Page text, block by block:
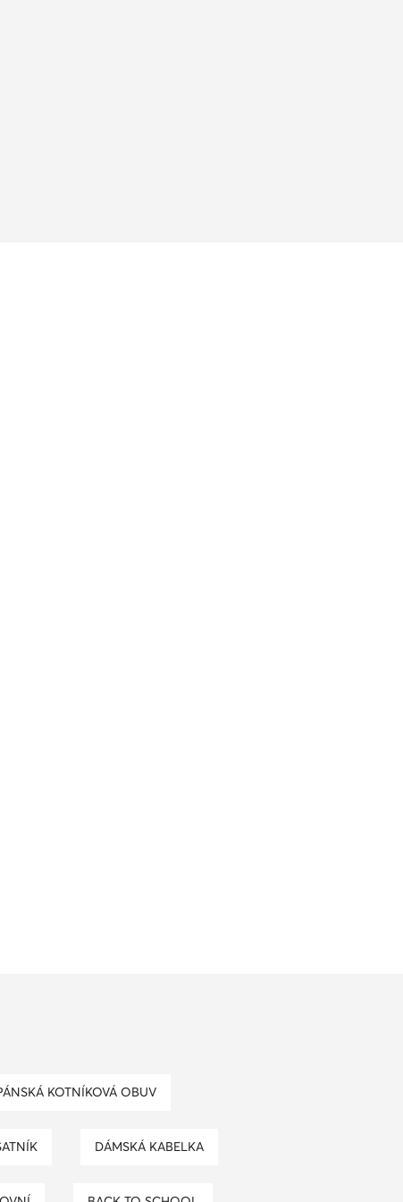
PÁNSKÁ KOTNÍKOVÁ OBUV
DÁMSKÁ KABELKA